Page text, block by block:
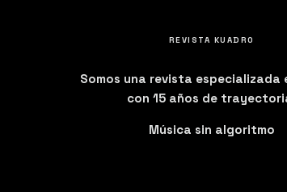
REVISTA KUADRO
Somos una revista especializada
con 15 años de
Música sin algoritmo